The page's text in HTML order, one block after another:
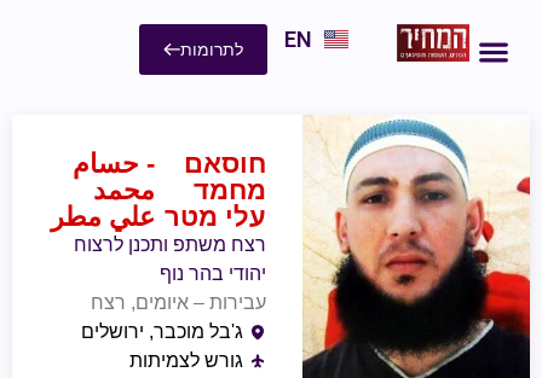
EN לתרומות
חוסאם
מחמד
עלי מטר
- حسام
محمد
علي مطر
רצח משתפ ותכנן לרצוח
יהודי בהר נוף
עבירות – איומים, רצח
ג'בל מוכבר, ירושלים
גורש לצמיתות